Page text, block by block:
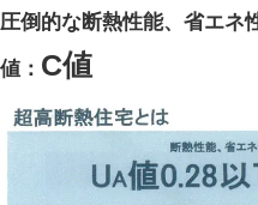
圧倒的な断熱性能、省エネ
値： C値